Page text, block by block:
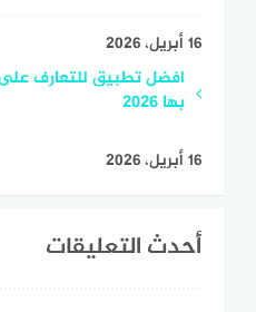
16 أبريل، 2026
افضل تطبيق للتعارف
بها 2026
16 أبريل، 2026
أحدث التعليقات